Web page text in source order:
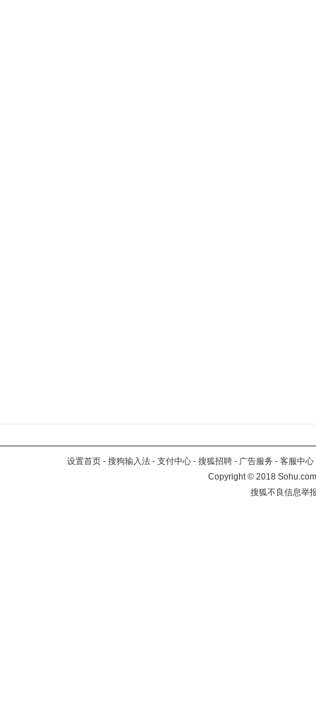
设置首页 - 搜狗输入法 - 支付中心 - 搜狐招聘 - 广告服务 - 客服中心
Copyright©2018
搜狐不良信息举